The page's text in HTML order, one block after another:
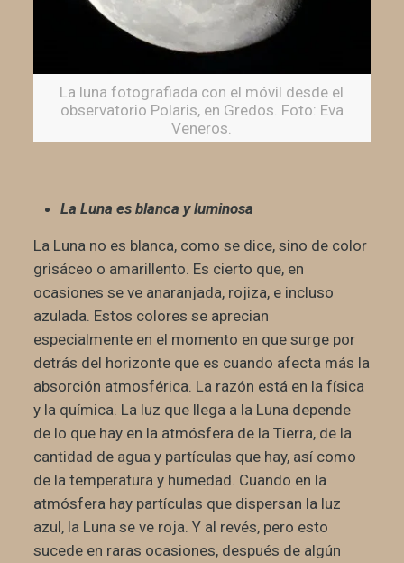
La luna fotografiada con el móvil desde el
observatorio Polaris, en Gredos. Foto: Eva
Veneros.
La Luna es blanca y luminosa
La Luna no es blanca, como se dice, sino de color
grisáceo o amarillento. Es cierto que, en
ocasiones se ve anaranjada, rojiza, e incluso
azulada. Estos colores se aprecian
especialmente en el momento en que surge por
detrás del horizonte que es cuando afecta más la
absorción atmosférica. La razón está en la física
y la química. La luz que llega a la Luna depende
de lo que hay en la atmósfera de la Tierra, de la
cantidad de agua y partículas que hay, así como
de la temperatura y humedad. Cuando en la
atmósfera hay partículas que dispersan la luz
azul, la Luna se ve roja. Y al revés, pero esto
sucede en raras ocasiones, después de algún